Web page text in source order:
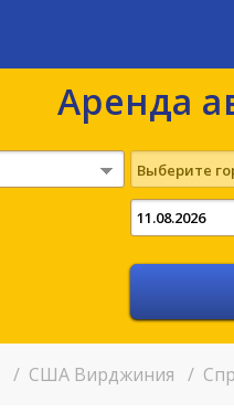
Аренда
Выберите
/ США Вирджиния /